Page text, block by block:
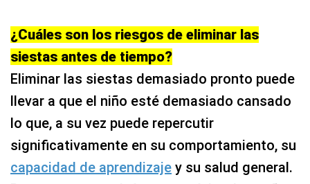
¿Cuáles son los riesgos de eliminar las
siestas antes de tiempo?
Eliminar las siestas demasiado pronto puede
llevar a que el niño esté demasiado cansado
lo que, a su vez puede repercutir
significativamente en su comportamiento, su
capacidad de aprendizaje y su salud general.